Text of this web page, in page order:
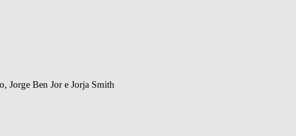
Jorge Ben Jor e Jorja Smith